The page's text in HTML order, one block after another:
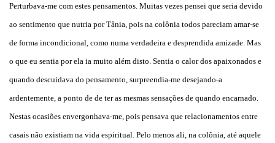
Perturbava-me com estes pensamentos. Muitas vezes pensei que seria devido
ao sentimento que nutria por Tânia, pois na colônia todos pareciam amar-se
de forma incondicional, como numa verdadeira e desprendida amizade. Mas
o que eu sentia por ela ia muito além disto. Sentia o calor dos apaixonados e
quando descuidava do pensamento, surpreendia-me desejando-a
ardentemente, a ponto de de ter as mesmas sensações de quando encarnado.
Nestas ocasiões envergonhava-me, pois pensava que relacionamentos entre
casais não existiam na vida espiritual. Pelo menos ali, na colônia, até aquele